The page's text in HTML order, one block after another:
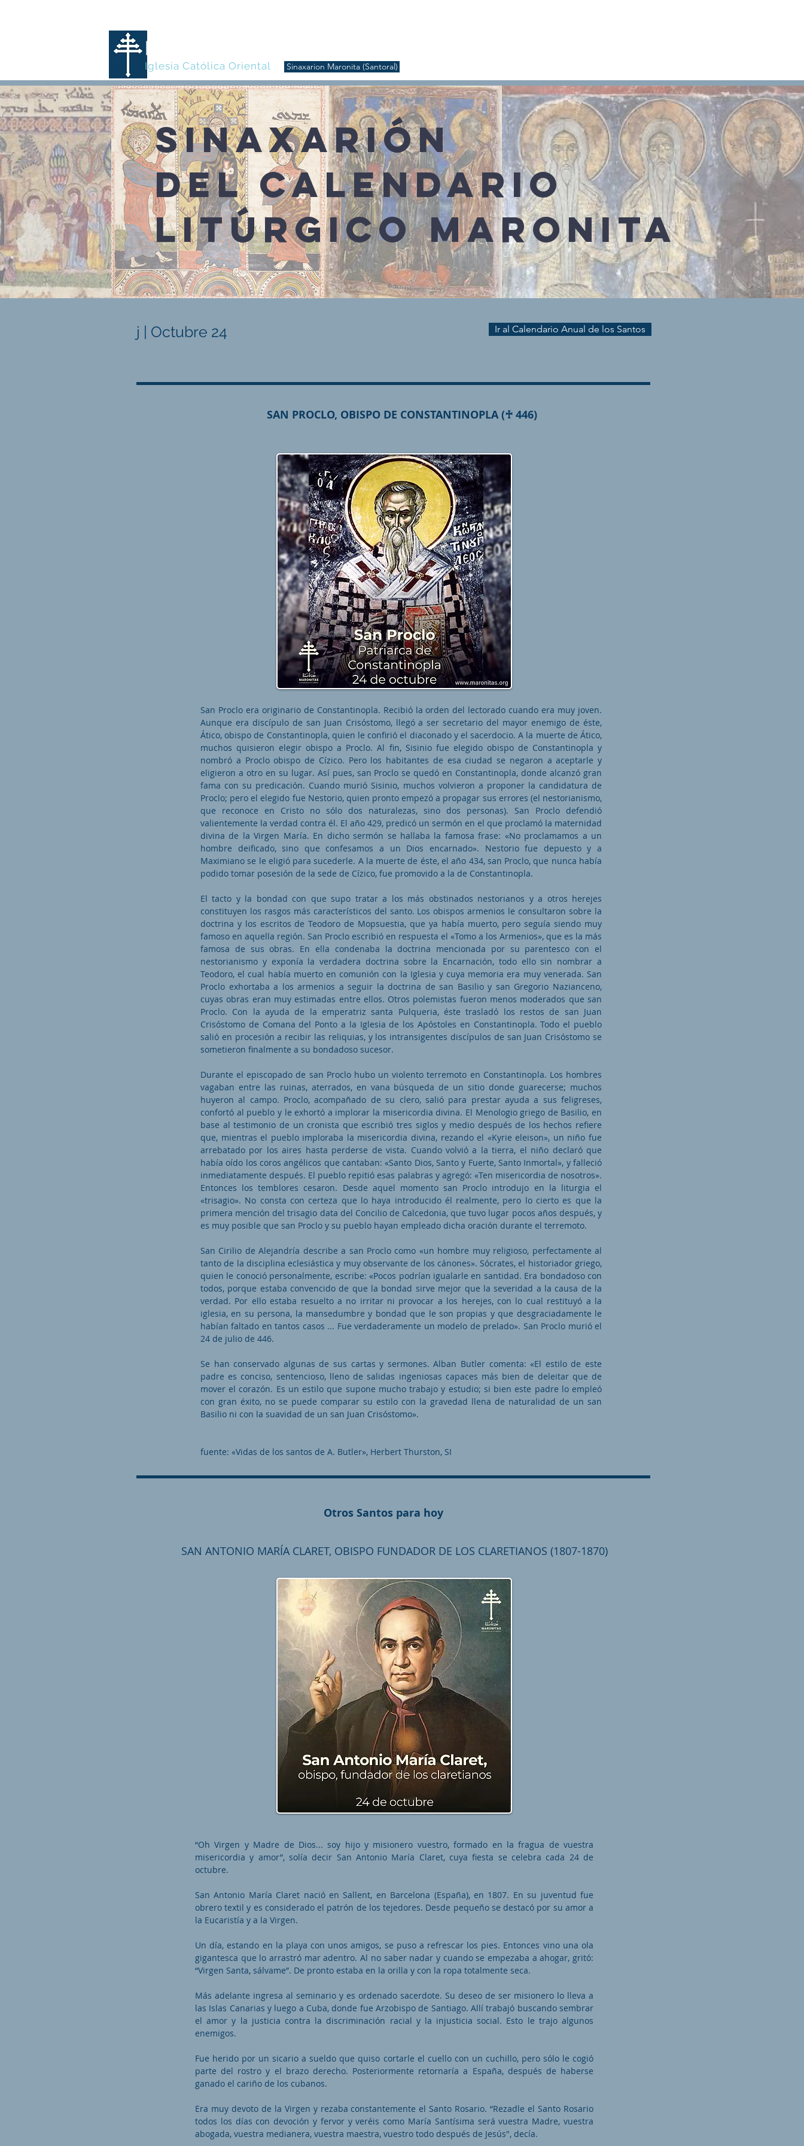
MARONITAS
Iglesia Católica Oriental
Sinaxarion Maronita (Santoral)
SINAXARIÓN
DEL CALENDARIO
LITÚRGICO MARONITA
j | Octubre 24 Ir al Calendario Anual de los Santos
SAN PROCLO, OBISPO DE CONSTANTINOPLA (♰ 446)
San Proclo era originario de Constantinopla. Recibió la orden del lectorado cuando era muy joven.
Aunque era discípulo de san Juan Crisóstomo, llegó a ser secretario del mayor enemigo de éste,
Ático, obispo de Constantinopla, quien le confirió el diaconado y el sacerdocio. A la muerte de Ático,
muchos quisieron elegir obispo a Proclo. Al fin, Sisinio fue elegido obispo de Constantinopla y
nombró a Proclo obispo de Cízico. Pero los habitantes de esa ciudad se negaron a aceptarle y
eligieron a otro en su lugar. Así pues, san Proclo se quedó en Constantinopla, donde alcanzó gran
fama con su predicación. Cuando murió Sisinio, muchos volvieron a proponer la candidatura de
Proclo; pero el elegido fue Nestorio, quien pronto empezó a propagar sus errores (el nestorianismo,
que reconoce en Cristo no sólo dos naturalezas, sino dos personas). San Proclo defendió
valientemente la verdad contra él. El año 429, predicó un sermón en el que proclamó la maternidad
divina de la Virgen María. En dicho sermón se hallaba la famosa frase: «No proclamamos a un
hombre deificado, sino que confesamos a un Dios encarnado». Nestorio fue depuesto y a
Maximiano se le eligió para sucederle. A la muerte de éste, el año 434, san Proclo, que nunca había
podido tomar posesión de la sede de Cízico, fue promovido a la de Constantinopla.
El tacto y la bondad con que supo tratar a los más obstinados nestorianos y a otros herejes
constituyen los rasgos más característicos del santo. Los obispos armenios le consultaron sobre la
doctrina y los escritos de Teodoro de Mopsuestia, que ya había muerto, pero seguía siendo muy
famoso en aquella región. San Proclo escribió en respuesta el «Tomo a los Armenios», que es la más
famosa de sus obras. En ella condenaba la doctrina mencionada por su parentesco con el
nestorianismo y exponía la verdadera doctrina sobre la Encarnación, todo ello sin nombrar a
Teodoro, el cual había muerto en comunión con la Iglesia y cuya memoria era muy venerada. San
Proclo exhortaba a los armenios a seguir la doctrina de san Basilio y san Gregorio Nazianceno,
cuyas obras eran muy estimadas entre ellos. Otros polemistas fueron menos moderados que san
Proclo. Con la ayuda de la emperatriz santa Pulqueria, éste trasladó los restos de san Juan
Crisóstomo de Comana del Ponto a la Iglesia de los Apóstoles en Constantinopla. Todo el pueblo
salió en procesión a recibir las reliquias, y los intransigentes discípulos de san Juan Crisóstomo se
sometieron finalmente a su bondadoso sucesor.
Durante el episcopado de san Proclo hubo un violento terremoto en Constantinopla. Los hombres
vagaban entre las ruinas, aterrados, en vana búsqueda de un sitio donde guarecerse; muchos
huyeron al campo. Proclo, acompañado de su clero, salió para prestar ayuda a sus feligreses,
confortó al pueblo y le exhortó a implorar la misericordia divina. El Menologio griego de Basilio, en
base al testimonio de un cronista que escribió tres siglos y medio después de los hechos refiere
que, mientras el pueblo imploraba la misericordia divina, rezando el «Kyrie eleison», un niño fue
arrebatado por los aires hasta perderse de vista. Cuando volvió a la tierra, el niño declaró que
había oído los coros angélicos que cantaban: «Santo Dios, Santo y Fuerte, Santo Inmortal», y falleció
inmediatamente después. El pueblo repitió esas palabras y agregó: «Ten misericordia de nosotros».
Entonces los temblores cesaron. Desde aquel momento san Proclo introdujo en la liturgia el
«trisagio». No consta con certeza que lo haya introducido él realmente, pero lo cierto es que la
primera mención del trisagio data del Concilio de Calcedonia, que tuvo lugar pocos años después, y
es muy posible que san Proclo y su pueblo hayan empleado dicha oración durante el terremoto.
San Cirilio de Alejandría describe a san Proclo como «un hombre muy religioso, perfectamente al
tanto de la disciplina eclesiástica y muy observante de los cánones». Sócrates, el historiador griego,
quien le conoció personalmente, escribe: «Pocos podrían igualarle en santidad. Era bondadoso con
todos, porque estaba convencido de que la bondad sirve mejor que la severidad a la causa de la
verdad. Por ello estaba resuelto a no irritar ni provocar a los herejes, con lo cual restituyó a la
iglesia, en su persona, la mansedumbre y bondad que le son propias y que desgraciadamente le
habían faltado en tantos casos ... Fue verdaderamente un modelo de prelado». San Proclo murió el
24 de julio de 446.
Se han conservado algunas de sus cartas y sermones. Alban Butler comenta: «El estilo de este
padre es conciso, sentencioso, lleno de salidas ingeniosas capaces más bien de deleitar que de
mover el corazón. Es un estilo que supone mucho trabajo y estudio; si bien este padre lo empleó
con gran éxito, no se puede comparar su estilo con la gravedad llena de naturalidad de un san
Basilio ni con la suavidad de un san Juan Crisóstomo».
fuente: «Vidas de los santos de A. Butler», Herbert Thurston, SI
Otros Santos para hoy
SAN ANTONIO MARÍA CLARET, OBISPO FUNDADOR DE LOS CLARETIANOS (1807-1870)
“Oh Virgen y Madre de Dios... soy hijo y misionero vuestro, formado en la fragua de vuestra
misericordia y amor”, solía decir San Antonio María Claret, cuya fiesta se celebra cada 24 de
octubre.
San Antonio María Claret nació en Sallent, en Barcelona (España), en 1807. En su juventud fue
obrero textil y es considerado el patrón de los tejedores. Desde pequeño se destacó por su amor a
la Eucaristía y a la Virgen.
Un día, estando en la playa con unos amigos, se puso a refrescar los pies. Entonces vino una ola
gigantesca que lo arrastró mar adentro. Al no saber nadar y cuando se empezaba a ahogar, gritó:
“Virgen Santa, sálvame”. De pronto estaba en la orilla y con la ropa totalmente seca.
Más adelante ingresa al seminario y es ordenado sacerdote. Su deseo de ser misionero lo lleva a
las Islas Canarias y luego a Cuba, donde fue Arzobispo de Santiago. Allí trabajó buscando sembrar
el amor y la justicia contra la discriminación racial y la injusticia social. Esto le trajo algunos
enemigos.
Fue herido por un sicario a sueldo que quiso cortarle el cuello con un cuchillo, pero sólo le cogió
parte del rostro y el brazo derecho. Posteriormente retornaría a España, después de haberse
ganado el cariño de los cubanos.
Era muy devoto de la Virgen y rezaba constantemente el Santo Rosario. “Rezadle el Santo Rosario
todos los días con devoción y fervor y veréis como María Santísima será vuestra Madre, vuestra
abogada, vuestra medianera, vuestra maestra, vuestro todo después de Jesús", decía.